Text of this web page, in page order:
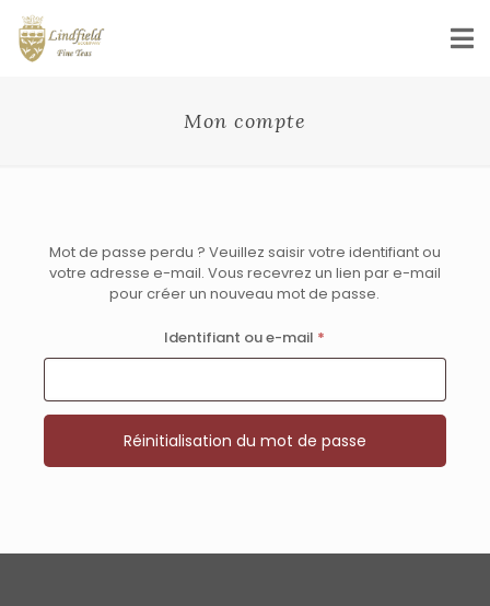
Mon compte
Mot de passe perdu ? Veuillez saisir votre identifiant ou
votre adresse e-mail. Vous recevrez un lien par e-mail
pour créer un nouveau mot de passe.
Identifiant ou e-mail *
Réinitialisation du mot de passe